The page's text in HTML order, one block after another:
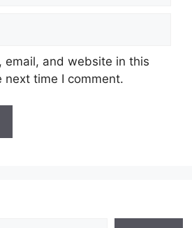
email, and website in this
next time I comment.